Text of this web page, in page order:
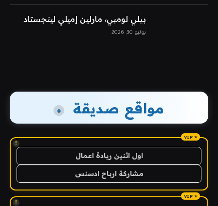
بيلي لومبي، مارلين إميلي لينجستاد
يوليو 30, 2026
مواقع صديقة +
!
اول اثنين ريادة اعمال
مشاركة ارباح ادسنس
!